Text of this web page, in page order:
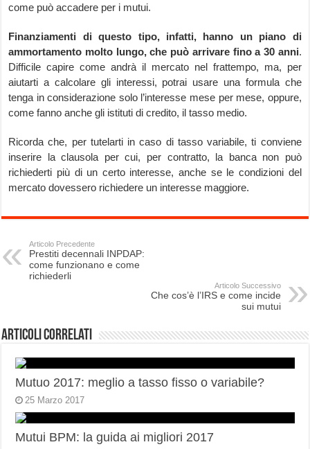
come può accadere per i mutui.
Finanziamenti di questo tipo, infatti, hanno un piano di
ammortamento molto lungo, che può arrivare fino a 30 anni.
Difficile capire come andrà il mercato nel frattempo, ma, per
aiutarti a calcolare gli interessi, potrai usare una formula che
tenga in considerazione solo l’interesse mese per mese, oppure,
come fanno anche gli istituti di credito, il tasso medio.
Ricorda che, per tutelarti in caso di tasso variabile, ti conviene
inserire la clausola per cui, per contratto, la banca non può
richiederti più di un certo interesse, anche se le condizioni del
mercato dovessero richiedere un interesse maggiore.
Articolo Precedente
Prestiti decennali INPDAP:
come funzionano e come
richiederli
Articolo Successivo
Che cos’è l’IRS e come incide
sui mutui
Articoli correlati
Mutuo 2017: meglio a tasso fisso o variabile?
25 Marzo 2017
Mutui BPM: la guida ai migliori 2017